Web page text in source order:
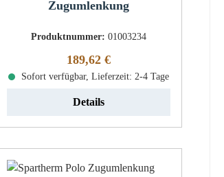
Zugumlenkung
Produktnummer: 01003234
Regulärer Preis:
189,62 €
Sofort verfügbar, Lieferzeit: 2-4 Tage
Details